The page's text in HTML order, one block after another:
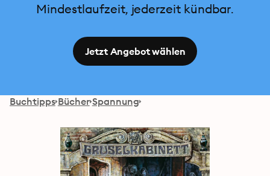
Mindestlaufzeit, jederzeit kündbar.
Jetzt Angebot wählen
Buchtipps Bücher Spannung